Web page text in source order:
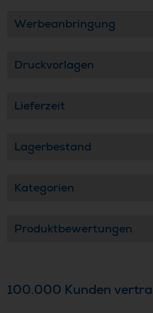
Werbeanbringung
Druckvorlagen
Lieferzeit
Lagerbestand
Kategorien
Produktbewertungen
100.000 Kunden